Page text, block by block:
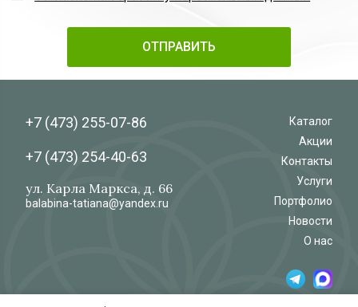
+7 (473) 255-07-86
+7 (473) 254-40-63
ул. Карла Маркса, д. 66
balabina-tatiana@yandex.ru
Каталог
Акции
Контакты
Услуги
Портфолио
Новости
О нас